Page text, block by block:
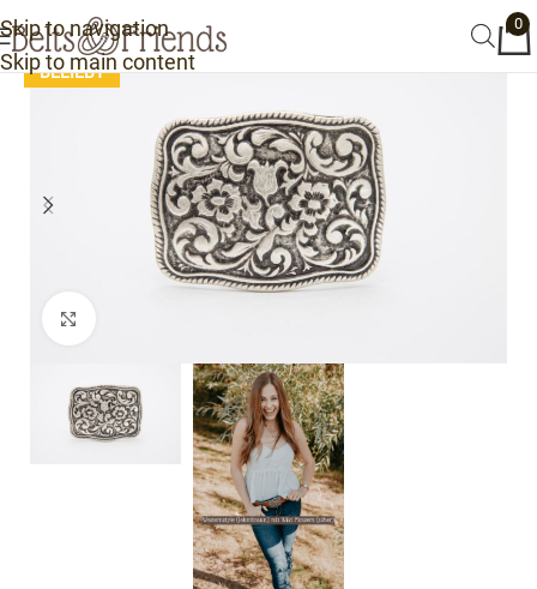
Skip to navigation
Skip to main content
0